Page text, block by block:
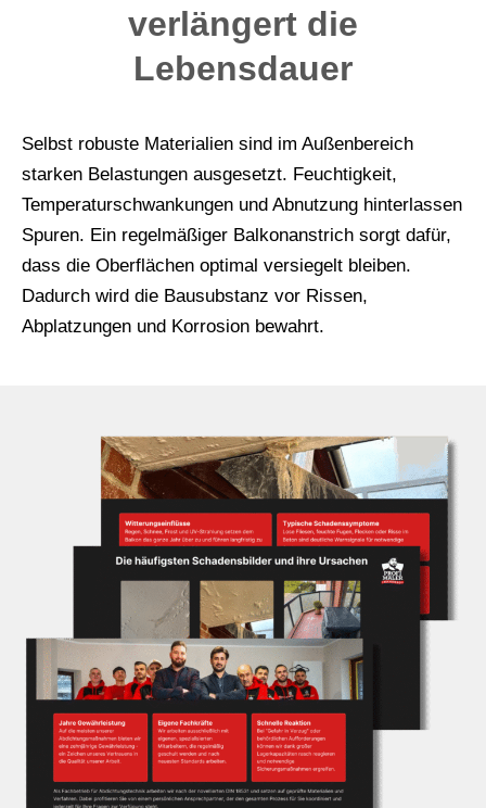
verlängert die
Lebensdauer
Selbst robuste Materialien sind im Außenbereich
starken Belastungen ausgesetzt. Feuchtigkeit,
Temperaturschwankungen und Abnutzung hinterlassen
Spuren. Ein regelmäßiger Balkonanstrich sorgt dafür,
dass die Oberflächen optimal versiegelt bleiben.
Dadurch wird die Bausubstanz vor Rissen,
Abplatzungen und Korrosion bewahrt.